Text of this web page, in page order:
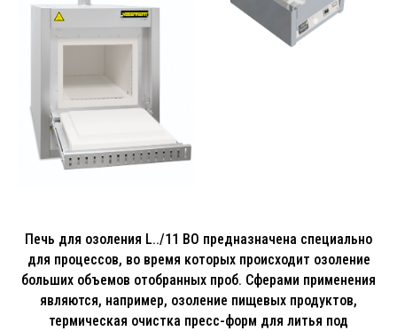
Печь для озоления L../11 BO предназначена специально
для процессов, во время которых происходит озоление
больших объемов отобранных проб. Сферами применения
являются, например, озоление пищевых продуктов,
термическая очистка пресс-форм для литья под